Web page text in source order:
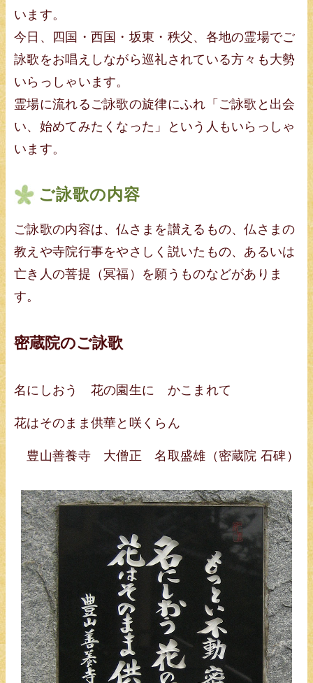
います。
今日、四国・西国・坂東・秩父、各地の霊場でご
詠歌をお唱えしながら巡礼されている方々も大勢
いらっしゃいます。
霊場に流れるご詠歌の旋律にふれ「ご詠歌と出会
い、始めてみたくなった」という人もいらっしゃ
います。
ご詠歌の内容
ご詠歌の内容は、仏さまを讃えるもの、仏さまの
教えや寺院行事をやさしく説いたもの、あるいは
亡き人の菩提（冥福）を願うものなどがありま
す。
密蔵院のご詠歌
名にしおう 花の園生に かこまれて
花はそのまま供華と咲くらん
豊山善養寺 大僧正 名取盛雄（密蔵院 石碑）